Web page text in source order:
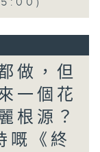
做，但
一個花
根源？
嘅《終